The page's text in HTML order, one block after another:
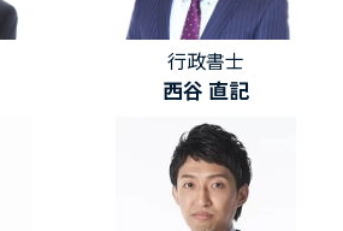
行政書士
西谷 直記